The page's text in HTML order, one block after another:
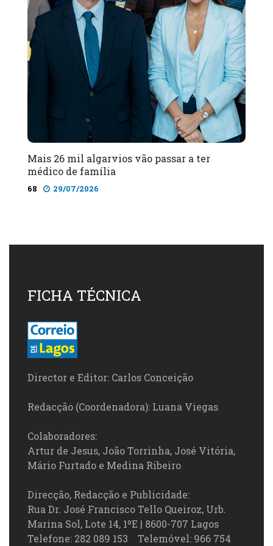
Mais 26 mil algarvios vão passar a ter
médico de família
68 29/07/2026
FICHA TÉCNICA
Director e Editor: Carlos Conceição
Redacção (Coordenadora): Luana Viegas
Colaboradores:
Artur de Jesus, João Torrinha, José Vitória,
Mário Furtado e Medina Ribeiro
Direcção, Redacção e Publicidade:
Rua Dr. José Francisco Tello Queiroz, Urb.
Marina Sol, Lote 14, 1ºE | 8600-707 Lagos
Telefone: 282 089 153 Telemóvel: 966 754